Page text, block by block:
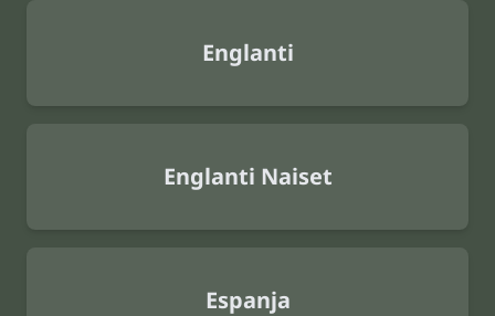
Englanti
Englanti Naiset
Espanja